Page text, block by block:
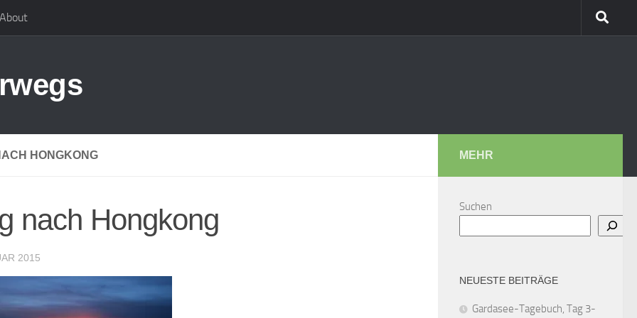
About
HONGKONG
nach Hongkong
2015
MEHR
Suchen
NEUESTE BEITRÄGE
Gardasee-Tagebuch, Tag 3-